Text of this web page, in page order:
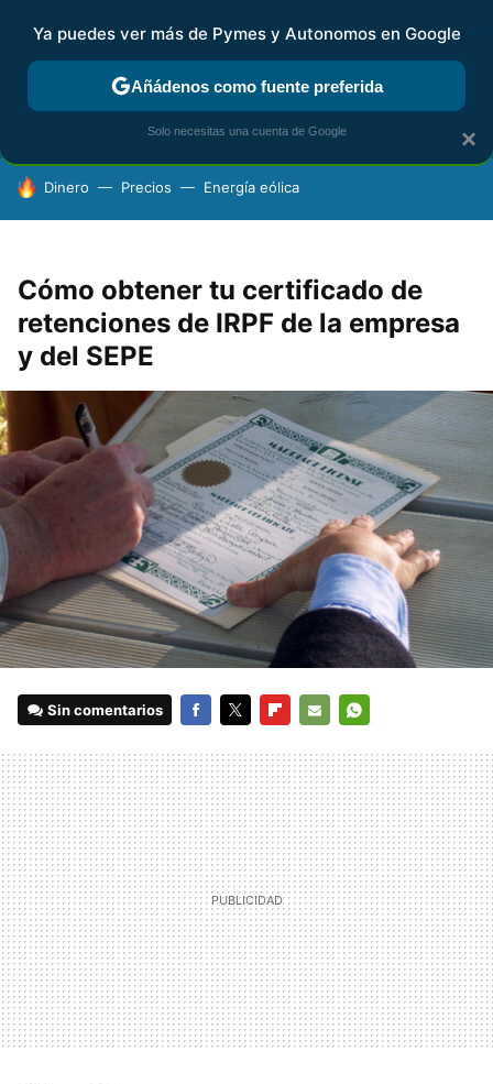
FISCALIDAD Y CONTABILIDAD KIT DIGITAL RENTA
HOY SE HABLA DE
Dinero Precios Energía eólica
Cómo obtener tu certificado de
retenciones de IRPF de la empresa
y del SEPE
Sin comentarios
MAIL
×
Ya puedes ver más de Pymes y Autonomos en Google
Añádenos como fuente preferida
Solo necesitas una cuenta de Google